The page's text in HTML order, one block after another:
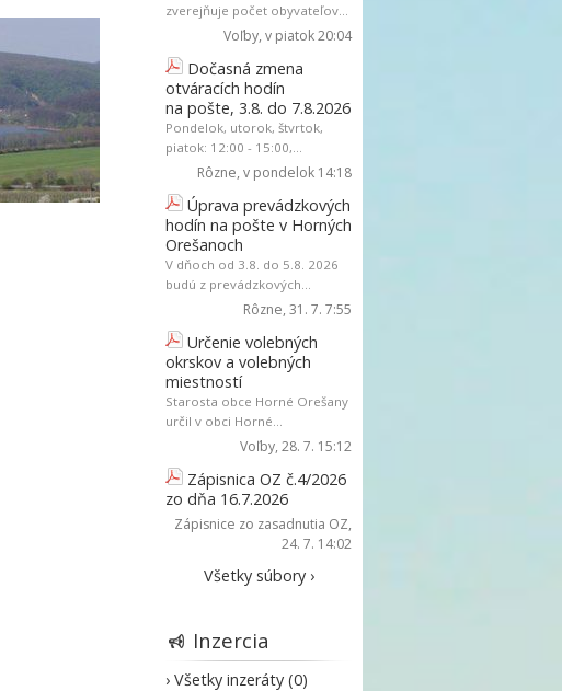
zverejňuje počet obyvateľov...
Voľby, v piatok 20:04
Dočasná zmena
otváracích hodín
na pošte, 3.8. do 7.8.2026
Pondelok, utorok, štvrtok,
piatok: 12:00 - 15:00,...
Rôzne, v pondelok 14:18
Úprava prevádzkových
hodín na pošte v Horných
Orešanoch
V dňoch od 3.8. do 5.8. 2026
budú z prevádzkových...
Rôzne, 31. 7. 7:55
Určenie volebných
okrskov a volebných
miestností
Starosta obce Horné Orešany
určil v obci Horné...
Voľby, 28. 7. 15:12
Zápisnica OZ č.4/2026
zo dňa 16.7.2026
Zápisnice zo zasadnutia OZ,
24. 7. 14:02
Všetky súbory ›
Inzercia
› Všetky inzeráty (0)